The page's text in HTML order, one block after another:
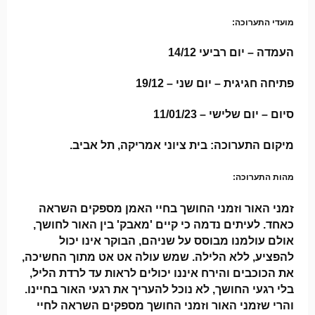
מועדי התערוכה:
העמדה – יום רביעי 14/12
פתיחה חגיגית – יום שני – 19/12
סיום – יום שלישי – 11/01/23
מיקום התערוכה: בית ציוני אמריקה, תל אביב.
מהות התערוכה:
זמני האור וזמני החושך בחיי האמן מספקים השראה
כאחד. לעיתים נדמה כי קיים 'מאבק' בין האור לחושך,
אולם עולמנו מבוסס על שניהם, הבוקר אינו יכול
להפציע, ללא הלילה. שמש עולה אט אט מתוך החשיכה,
את הכוכבים והירח איננו יכולים לראות עד לרדת הליל,
בלי רגעי החושך, לא נוכל להעריך את רגעי האור בחיינו.
והרי שזמני האור וזמני החושך מספקים השראה לחיי